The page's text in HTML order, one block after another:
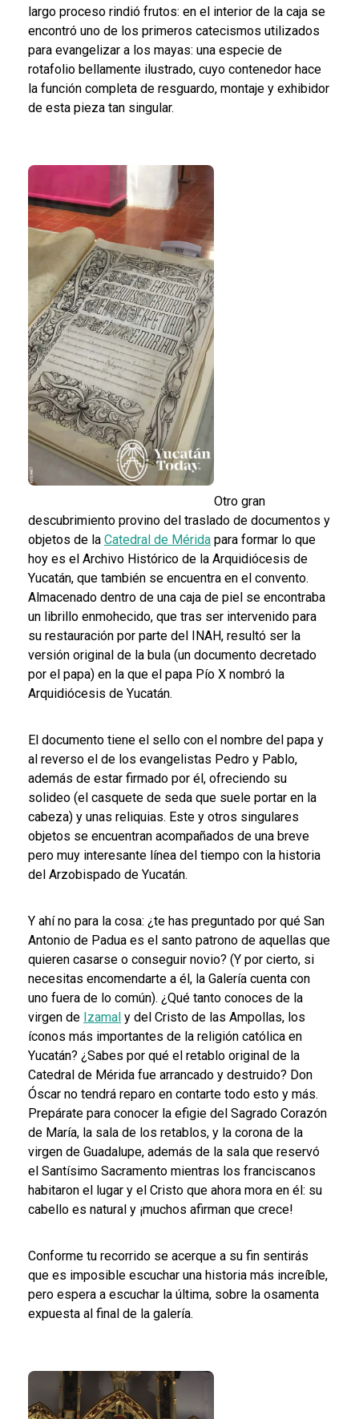
largo proceso rindió frutos: en el interior de la caja se
encontró uno de los primeros catecismos utilizados
para evangelizar a los mayas: una especie de
rotafolio bellamente ilustrado, cuyo contenedor hace
la función completa de resguardo, montaje y exhibidor
de esta pieza tan singular.
Otro gran
descubrimiento provino del traslado de documentos y
objetos de la Catedral de Mérida para formar lo que
hoy es el Archivo Histórico de la Arquidiócesis de
Yucatán, que también se encuentra en el convento.
Almacenado dentro de una caja de piel se encontraba
un librillo enmohecido, que tras ser intervenido para
su restauración por parte del INAH, resultó ser la
versión original de la bula (un documento decretado
por el papa) en la que el papa Pío X nombró la
Arquidiócesis de Yucatán.
El documento tiene el sello con el nombre del papa y
al reverso el de los evangelistas Pedro y Pablo,
además de estar firmado por él, ofreciendo su
solideo (el casquete de seda que suele portar en la
cabeza) y unas reliquias. Este y otros singulares
objetos se encuentran acompañados de una breve
pero muy interesante línea del tiempo con la historia
del Arzobispado de Yucatán.
Y ahí no para la cosa: ¿te has preguntado por qué San
Antonio de Padua es el santo patrono de aquellas que
quieren casarse o conseguir novio? (Y por cierto, si
necesitas encomendarte a él, la Galería cuenta con
uno fuera de lo común). ¿Qué tanto conoces de la
virgen de Izamal y del Cristo de las Ampollas, los
íconos más importantes de la religión católica en
Yucatán? ¿Sabes por qué el retablo original de la
Catedral de Mérida fue arrancado y destruido? Don
Óscar no tendrá reparo en contarte todo esto y más.
Prepárate para conocer la efigie del Sagrado Corazón
de María, la sala de los retablos, y la corona de la
virgen de Guadalupe, además de la sala que reservó
el Santísimo Sacramento mientras los franciscanos
habitaron el lugar y el Cristo que ahora mora en él: su
cabello es natural y ¡muchos afirman que crece!
Conforme tu recorrido se acerque a su fin sentirás
que es imposible escuchar una historia más increíble,
pero espera a escuchar la última, sobre la osamenta
expuesta al final de la galería.